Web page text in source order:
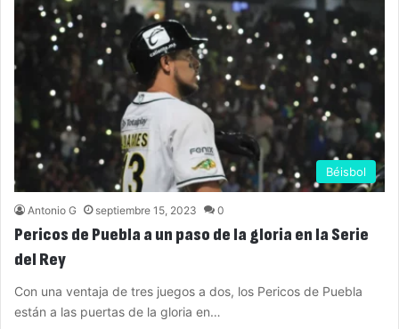
Béisbol
Antonio G septiembre 15, 2023 0
Pericos de Puebla a un paso de la gloria en la Serie
del Rey
Con una ventaja de tres juegos a dos, los Pericos de Puebla
están a las puertas de la gloria en…